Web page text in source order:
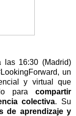
las 16:30 (Madrid)
un
y virtual que
para compartir
colectiva. Su
de aprendizaje y